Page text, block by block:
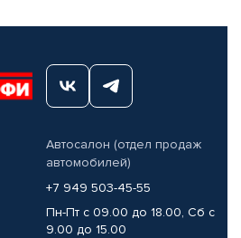
Автосалон (отдел продаж
автомобилей)
+7 949 503-45-55
Пн-Пт с 09.00 до 18.00, Сб с
9.00 до 15.00